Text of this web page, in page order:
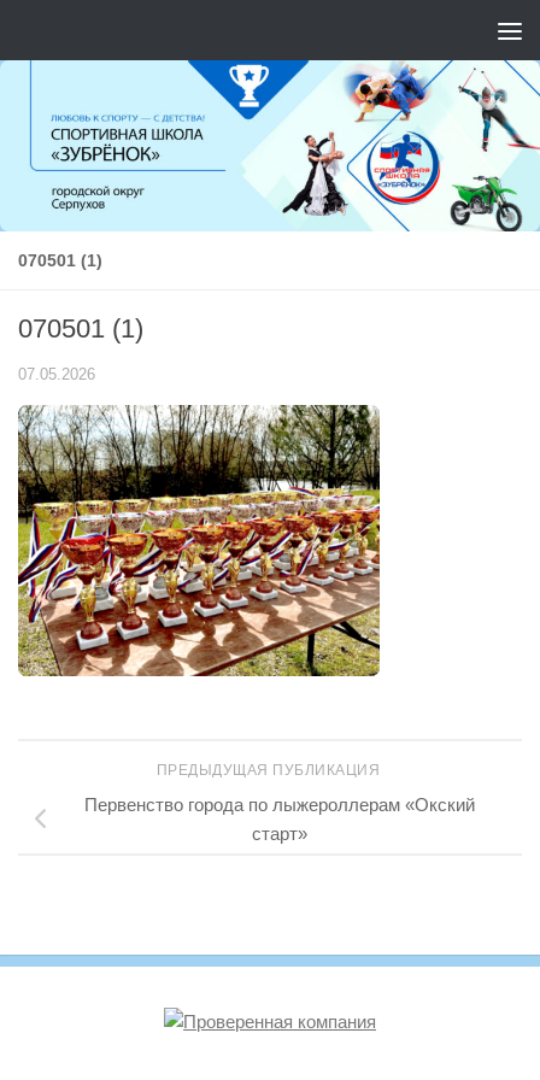
070501 (1)
070501 (1)
07.05.2026
ПРЕДЫДУЩАЯ ПУБЛИКАЦИЯ
Первенство города по лыжероллерам «Окский
старт»